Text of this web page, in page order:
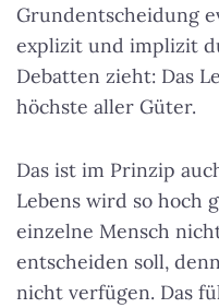
Grundentscheidung
explizit und implizit
Debatten zieht: Das
höchste aller Güter.
Das ist im Prinzip
Lebens wird so hoch
einzelne Mensch
entscheiden soll,
nicht verfügen. Das